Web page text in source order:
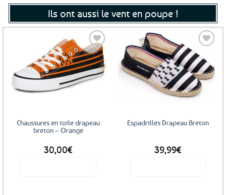
Ils ont aussi le vent en poupe !
Ajouter
aux
favoris
Chaussures en toile drapeau
breton – Orange
30,00€
Ajouter
aux
favoris
Espadrilles Drapeau Breton
39,99€